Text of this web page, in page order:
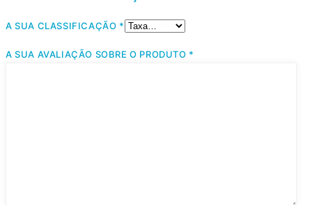
A SUA CLASSIFICAÇÃO *
A SUA AVALIAÇÃO SOBRE O PRODUTO *